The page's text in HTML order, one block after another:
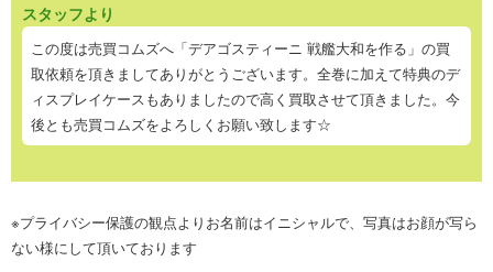
スタッフより
この度は売買コムズへ「デアゴスティーニ 戦艦大和を作る」の買
取依頼を頂きましてありがとうございます。全巻に加えて特典のデ
ィスプレイケースもありましたので高く買取させて頂きました。今
後とも売買コムズをよろしくお願い致します☆
※プライバシー保護の観点よりお名前はイニシャルで、写真はお顔が写ら
ない様にして頂いております